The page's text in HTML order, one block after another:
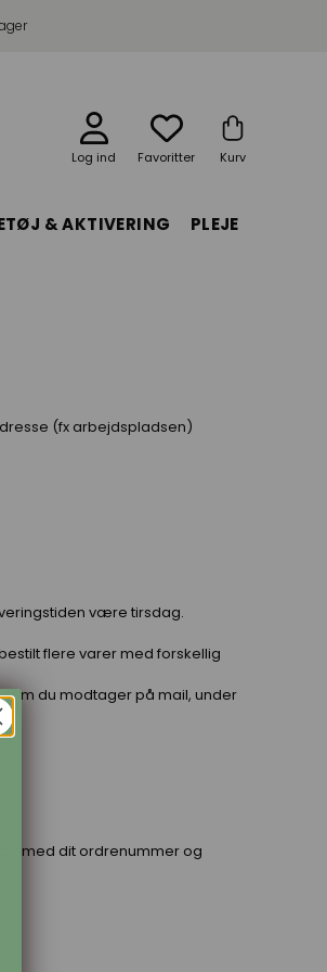
Log ind Favoritter Kurv
& AKTIVERING
PLEJE
(fx arbejdspladsen)
være tirsdag.
flere varer med forskellig
du modtager på mail, under
med dit ordrenummer og